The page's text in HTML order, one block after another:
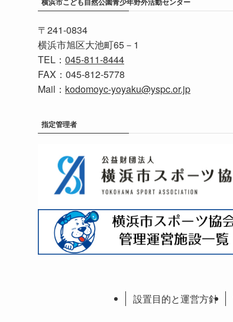
〒241-0834
横浜市旭区大池町65－1
TEL： 045‐811‐8444
FAX：045‐812‐5778
Mail： kodomoyc-yoyaku@yspc.or.jp
指定管理者
設置目的と運営方針